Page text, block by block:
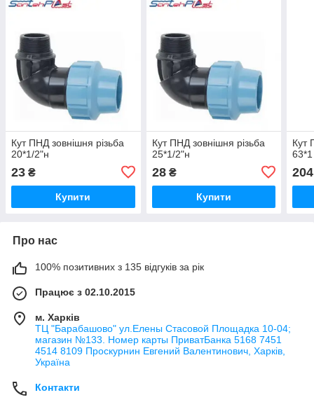
Кут ПНД зовнішня різьба
20*1/2"н
23 ₴
Купити
Кут ПНД зовнішня різьба
25*1/2"н
28₴
Купити
Кут
204
Про нас
100% позитивних з 135 відгуків за рік
Працює з 02.10.2015
м. Харків
ТЦ "Барабашово" ул.Елены Стасовой Площадка 10-04;
магазин №133. Номер карты ПриватБанка 5168 7451
4514 8109 Проскурнин Евгений Валентинович, Харків,
Україна
Контакти